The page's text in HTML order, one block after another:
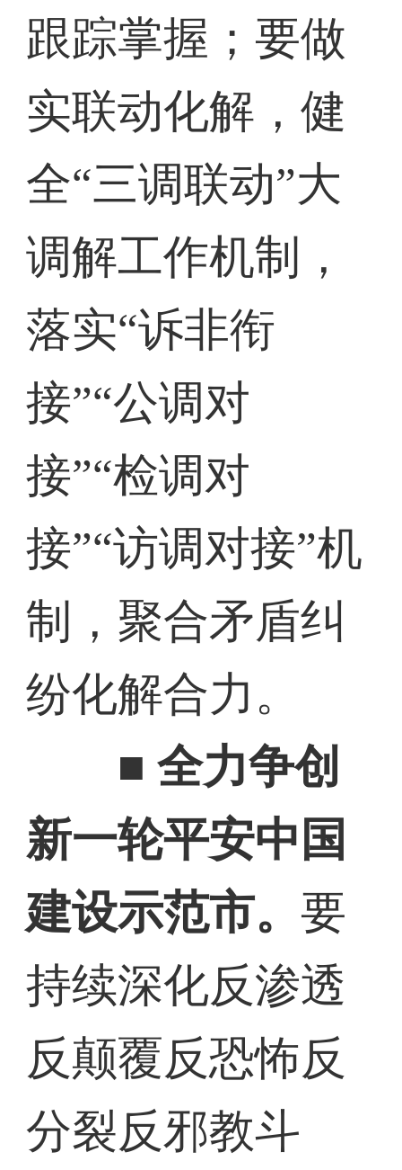
跟踪掌握；要做
实联动化解，健
全“三调联动”大
调解工作机制，
落实“诉非衔
接”“公调对
接”“检调对
接”“访调对接”机
制，聚合矛盾纠
纷化解合力。
■ 全力争创
新一轮平安中国
建设示范市。 要
持续深化反渗透
反颠覆反恐怖反
分裂反邪教斗